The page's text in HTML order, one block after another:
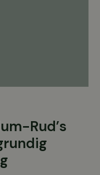
Rud’s